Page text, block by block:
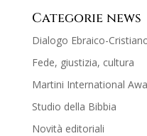
Categorie news
Dialogo Ebraico-
Fede, giustizia, cultura
Martini International
Studio della Bibbia
Novità editoriali